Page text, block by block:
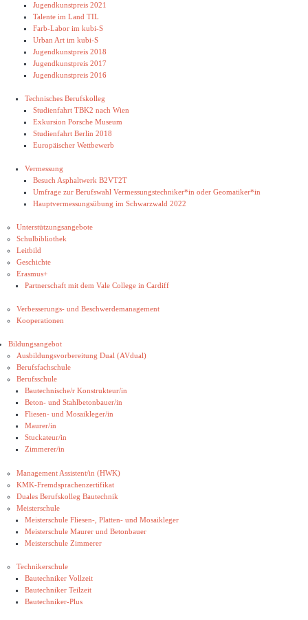
Jugendkunstpreis 2021
Talente im Land TIL
Farb-Labor im kubi-S
Urban Art im kubi-S
Jugendkunstpreis 2018
Jugendkunstpreis 2017
Jugendkunstpreis 2016
Technisches Berufskolleg
Studienfahrt TBK2 nach Wien
Exkursion Porsche Museum
Studienfahrt Berlin 2018
Europäischer Wettbewerb
Vermessung
Besuch Asphaltwerk B2VT2T
Umfrage zur Berufswahl Vermessungstechniker*in oder Geomatiker*in
Hauptvermessungsübung im Schwarzwald 2022
Unterstützungsangebote
Schulbibliothek
Leitbild
Geschichte
Erasmus+
Partnerschaft mit dem Vale College in Cardiff
Verbesserungs- und Beschwerdemanagement
Kooperationen
Bildungsangebot
Ausbildungsvorbereitung Dual (AVdual)
Berufsfachschule
Berufsschule
Bautechnische/r Konstrukteur/in
Beton- und Stahlbetonbauer/in
Fliesen- und Mosaikleger/in
Maurer/in
Stuckateur/in
Zimmerer/in
Management Assistent/in (HWK)
KMK-Fremdsprachenzertifikat
Duales Berufskolleg Bautechnik
Meisterschule
Meisterschule Fliesen-, Platten- und Mosaikleger
Meisterschule Maurer und Betonbauer
Meisterschule Zimmerer
Technikerschule
Bautechniker Vollzeit
Bautechniker Teilzeit
Bautechniker-Plus